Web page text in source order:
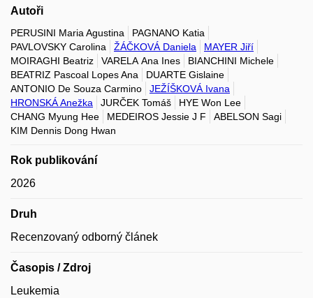
Autoři
PERUSINI Maria Agustina
PAGNANO Katia
PAVLOVSKY Carolina
ŽÁČKOVÁ Daniela
MAYER Jiří
MOIRAGHI Beatriz
VARELA Ana Ines
BIANCHINI Michele
BEATRIZ Pascoal Lopes Ana
DUARTE Gislaine
ANTONIO De Souza Carmino
JEŽÍŠKOVÁ Ivana
HRONSKÁ Anežka
JURČEK Tomáš
HYE Won Lee
CHANG Myung Hee
MEDEIROS Jessie J F
ABELSON Sagi
KIM Dennis Dong Hwan
Rok publikování
2026
Druh
Recenzovaný odborný článek
Časopis / Zdroj
Leukemia